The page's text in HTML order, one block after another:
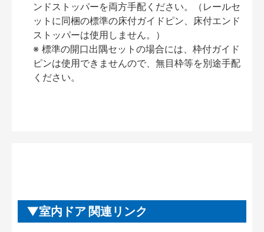
ンドストッパーを両方手配ください。（レールセ
ットに同梱の標準の床付ガイドピン、床付エンド
ストッパーは使用しません。）
※ 標準の開口出隅セットの場合には、枠付ガイド
ピンは使用できませんので、無目枠等を別途手配
ください。
室内ドア 関連リンク